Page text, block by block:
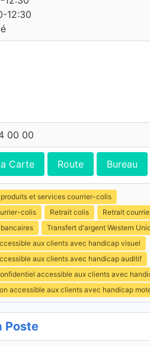
12:30
00 00
Carte Route Bureau
et services courrier-colis
colis
Retrait colis
Retrait
Transfert d'argent Western
aux clients avec handicap visuel
aux clients avec handicap auditif
accessible aux clients avec
accessible aux clients avec handicap
Poste